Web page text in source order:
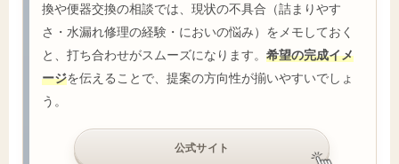
換や便器交換の相談では、現状の不具合（詰まりやす
さ・水漏れ修理の経験・においの悩み）をメモしておく
と、打ち合わせがスムーズになります。 希望の完成イメ
ージを伝えることで、提案の方向性が揃いやすいでしょ
う。
公式サイト